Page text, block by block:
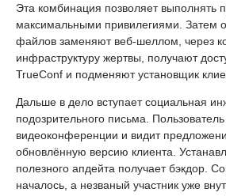
Эта комбинация позволяет выполнять
максимальными привилегиями. Затем
файлов заменяют веб-шеллом, через
инфраструктуру жертвы, получают
TrueConf и подменяют установщик
Дальше в дело вступает социальная
подозрительного письма.
видеоконференции и видит
обновлённую версию клиента.
полезного апдейта получает бэкдор.
началось, а незваный участник уже